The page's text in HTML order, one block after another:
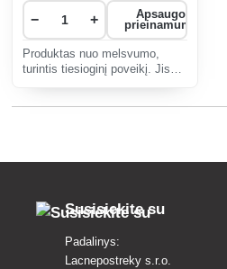
− +
Apsaugos
prieinamumas
Produktas nuo melsvumo,
turintis tiesioginį poveikį. Jis
Susisiekite su
Padalinys:
Lacnepostreky s.r.o.